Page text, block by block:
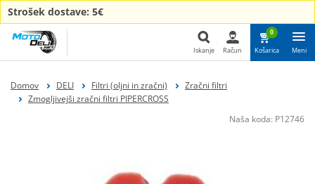
Strošek dostave: 5€
Iskanje Račun
0
Košarica Meni
Domov DELI Filtri (oljni in zračni)
Zračni filtri
Zmogljivejši zračni filtri PIPERCROSS
Naša koda: P12746